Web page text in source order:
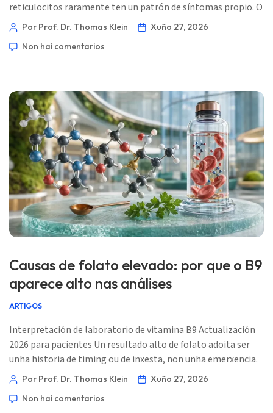
reticulocitos raramente ten un patrón de síntomas propio. O
resultado importa porque indica aos médicos se a medula
adecuada. 📖 ~11 minutos 📅 27 de xuño de 2026 📝
Por Prof. Dr. Thomas Klein
Xuño 27, 2026
Non hai comentarios
Causas de folato elevado: por que o B9
aparece alto nas análises
ARTIGOS
Interpretación de laboratorio de vitamina B9 Actualización
2026 para pacientes Un resultado alto de folato adoita ser
unha historia de timing ou de inxesta, non unha emerxencia.
A pregunta clínica é se B12, MCV, homocisteína ou os
xuño de 2026 📝 Publicado: 27 de xuño de 2026 🩺 Revisado
Por Prof. Dr. Thomas Klein
Xuño 27, 2026
Non hai comentarios